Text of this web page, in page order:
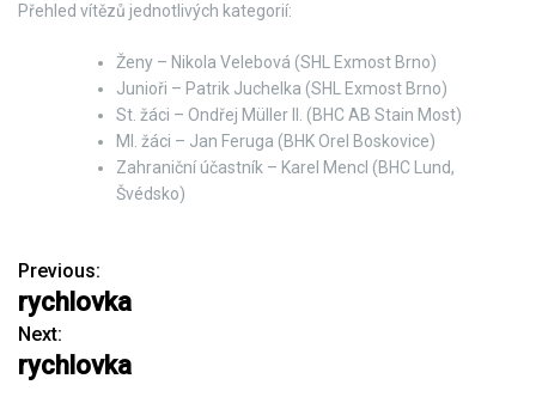
Přehled vítězů jednotlivých kategorií:
Ženy – Nikola Velebová (SHL Exmost Brno)
Junioři – Patrik Juchelka (SHL Exmost Brno)
St. žáci – Ondřej Müller II. (BHC AB Stain Most)
Ml. žáci – Jan Feruga (BHK Orel Boskovice)
Zahraniční účastník – Karel Mencl (BHC Lund,
Švédsko)
N
a
v
Previous:
rychlovka
Next:
rychlovka